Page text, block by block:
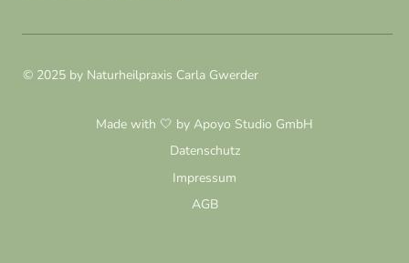
© 2025 by Naturheilpraxis Carla Gwerder
Made with 🤍 by Apoyo Studio GmbH
Datenschutz
Impressum
AGB